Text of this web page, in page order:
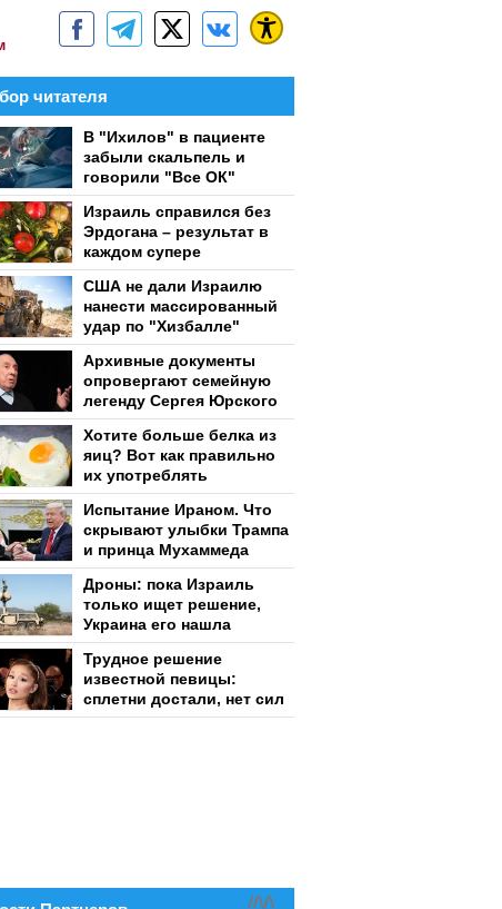
читателя
В "Ихилов" в пациенте
забыли скальпель и
говорили "Все ОК"
Израиль справился без
Эрдогана – результат в
каждом супере
США не дали Израилю
нанести массированный
удар по "Хизбалле"
Архивные документы
опровергают семейную
легенду Сергея Юрского
Хотите больше белка из
яиц? Вот как правильно
их употреблять
Испытание Ираном. Что
скрывают улыбки Трампа
и принца Мухаммеда
Дроны: пока Израиль
только ищет решение,
Украина его нашла
Трудное решение
известной певицы:
сплетни достали, нет сил